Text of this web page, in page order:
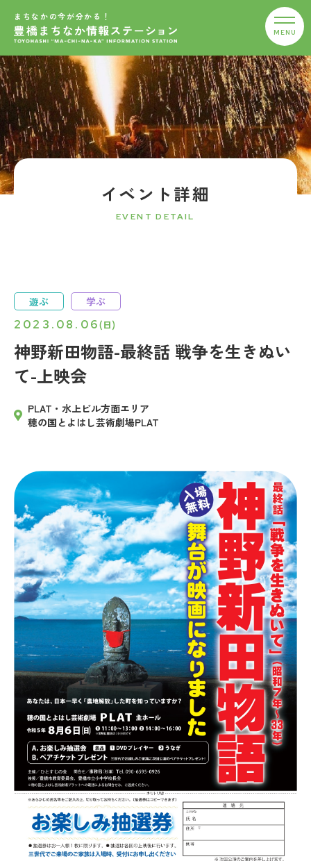
まちなかの今が分かる！
イベント詳細
EVENT DETAIL
神野新田物語-最終話 戦争を生きぬい
て-上映会
2023.08.06(日)
遊ぶ 学ぶ
PLAT・水上ビル方面エリア
穂の国とよはし芸術劇場PLAT